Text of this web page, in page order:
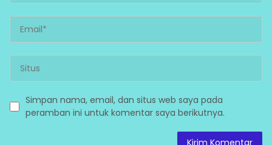
Simpan nama, email, dan situs web saya pada
peramban ini untuk komentar saya berikutnya.